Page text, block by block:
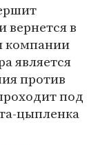
вернется в
компании
является
против
под
цыпленка